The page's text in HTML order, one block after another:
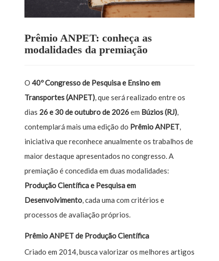
Prêmio ANPET: conheça as
modalidades da premiação
O 40º Congresso de Pesquisa e Ensino em
Transportes (ANPET), que será realizado entre os
dias 26 e 30 de outubro de 2026em Búzios (RJ),
contemplará mais uma edição do Prêmio ANPET,
iniciativa que reconhece anualmente os trabalhos de
maior destaque apresentados no congresso. A
premiação é concedida em duas modalidades:
Produção Científica e Pesquisa em
Desenvolvimento, cada uma com critérios e
processos de avaliação próprios.
Prêmio ANPET de Produção Científica
Criado em 2014, busca valorizar os melhores artigos